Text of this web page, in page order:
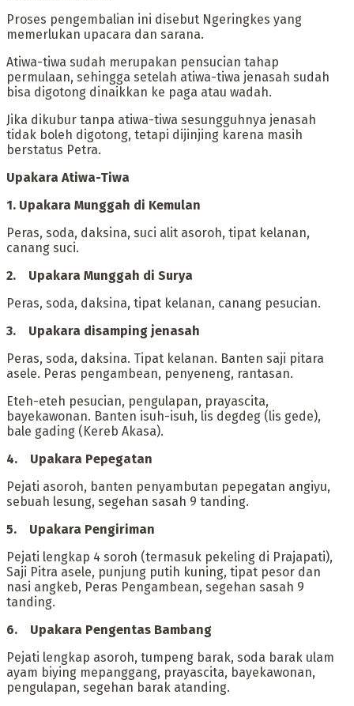
Proses pengembalian ini disebut Ngeringkes yang
memerlukan upacara dan sarana.
Atiwa-tiwa sudah merupakan pensucian tahap
permulaan, sehingga setelah atiwa-tiwa jenasah sudah
bisa digotong dinaikkan ke paga atau wadah.
Jika dikubur tanpa atiwa-tiwa sesungguhnya jenasah
tidak boleh digotong, tetapi dijinjing karena masih
berstatus Petra.
‎Upakara Atiwa-Tiwa
‎1. Upakara Munggah di Kemulan
‎Peras, soda, daksina, suci alit asoroh, tipat kelanan,
canang suci.
‎2. Upakara Munggah di Surya
‎Peras, soda, daksina, tipat kelanan, canang pesucian.
‎3. Upakara disamping jenasah
‎Peras, soda, daksina. Tipat kelanan. Banten saji pitara
asele. Peras pengambean, penyeneng, rantasan.
Eteh-eteh pesucian, pengulapan, prayascita,
bayekawonan. Banten isuh-isuh, lis degdeg (lis gede),
bale gading (Kereb Akasa).
‎4. Upakara Pepegatan
‎Pejati asoroh, banten penyambutan pepegatan angiyu,
sebuah lesung, segehan sasah 9 tanding.
‎5. Upakara Pengiriman
‎Pejati lengkap 4 soroh (termasuk pekeling di Prajapati),
Saji Pitra asele, punjung putih kuning, tipat pesor dan
nasi angkeb, Peras Pengambean, segehan sasah 9
tanding.
‎6. Upakara Pengentas Bambang
‎Pejati lengkap asoroh, tumpeng barak, soda barak ulam
ayam biying mepanggang, prayascita, bayekawonan,
pengulapan, segehan barak atanding.